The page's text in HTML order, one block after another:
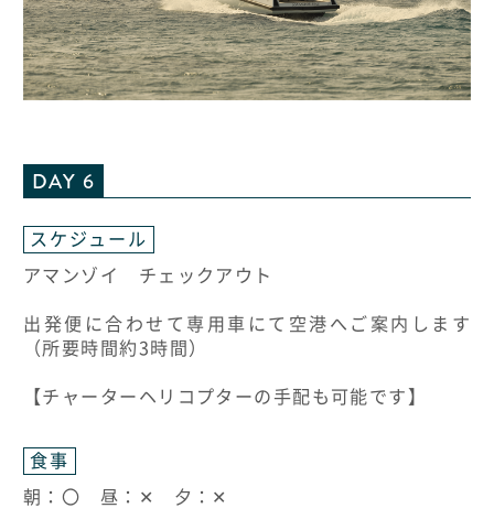
DAY 6
スケジュール
アマンゾイ チェックアウト
出発便に合わせて専用車にて空港へご案内します
（所要時間約3時間）
【チャーターヘリコプターの手配も可能です】
食事
朝：〇 昼：✕ 夕：✕